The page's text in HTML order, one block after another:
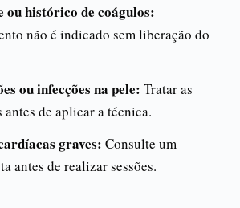
ou histórico de coágulos:
não é indicado sem liberação do
ou infecções na pele: Tratar as
antes de aplicar a técnica.
graves: Consulte um
antes de realizar sessões.